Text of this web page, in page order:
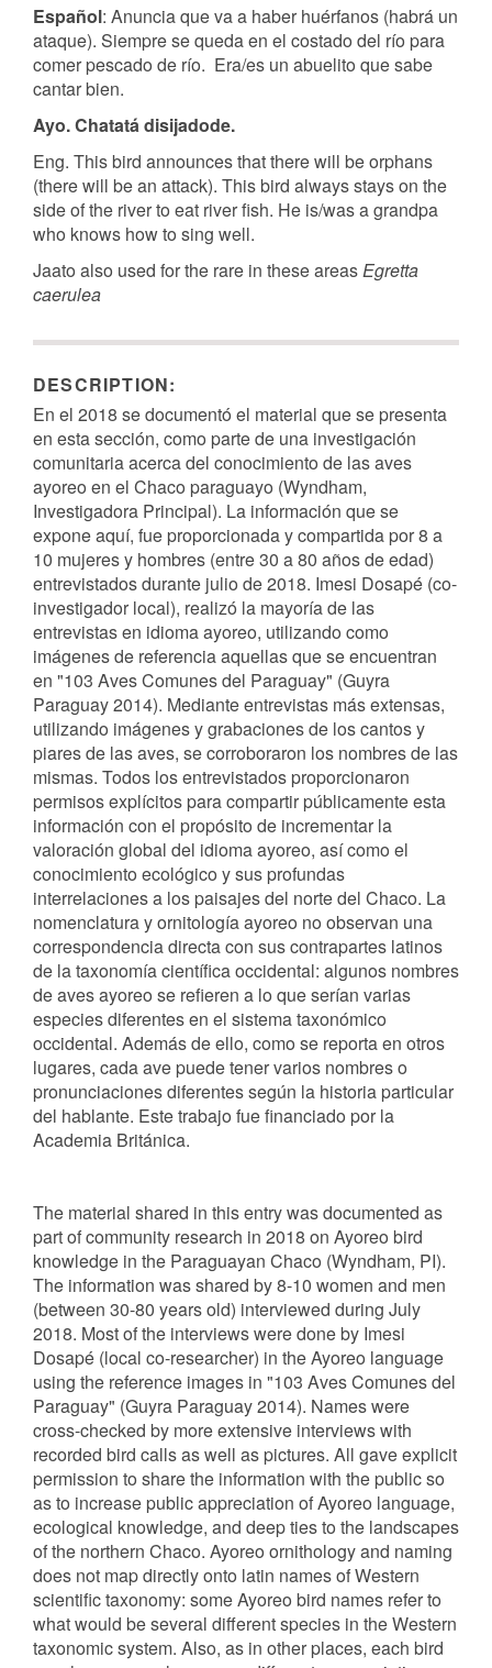
Español: Anuncia que va a haber huérfanos (habrá un
ataque). Siempre se queda en el costado del río para
comer pescado de río. Era/es un abuelito que sabe
cantar bien.
Ayo. Chatatá disijadode.
Eng. This bird announces that there will be orphans
(there will be an attack). This bird always stays on the
side of the river to eat river fish. He is/was a grandpa
who knows how to sing well.
Jaato also used for the rare in these areasEgretta
caerulea
DESCRIPTION:
En el 2018 se documentó el material que se presenta
en esta sección, como parte de una investigación
comunitaria acerca del conocimiento de las aves
ayoreo en el Chaco paraguayo (Wyndham,
Investigadora Principal). La información que se
expone aquí, fue proporcionada y compartida por 8 a
10 mujeres y hombres (entre 30 a 80 años de edad)
entrevistados durante julio de 2018. Imesi Dosapé (co-
investigador local), realizó la mayoría de las
entrevistas en idioma ayoreo, utilizando como
imágenes de referencia aquellas que se encuentran
en "103 Aves Comunes del Paraguay" (Guyra
Paraguay 2014). Mediante entrevistas más extensas,
utilizando imágenes y grabaciones de los cantos y
piares de las aves, se corroboraron los nombres de las
mismas. Todos los entrevistados proporcionaron
permisos explícitos para compartir públicamente esta
información con el propósito de incrementar la
valoración global del idioma ayoreo, así como el
conocimiento ecológico y sus profundas
interrelaciones a los paisajes del norte del Chaco. La
nomenclatura y ornitología ayoreo no observan una
correspondencia directa con sus contrapartes latinos
de la taxonomía científica occidental: algunos nombres
de aves ayoreo se refieren a lo que serían varias
especies diferentes en el sistema taxonómico
occidental. Además de ello, como se reporta en otros
lugares, cada ave puede tener varios nombres o
pronunciaciones diferentes según la historia particular
del hablante. Este trabajo fue financiado por la
Academia Británica.
The material shared in this entry was documented as
part of community research in 2018 on Ayoreo bird
knowledge in the Paraguayan Chaco (Wyndham, PI).
The information was shared by 8-10 women and men
(between 30-80 years old) interviewed during July
2018. Most of the interviews were done by Imesi
Dosapé (local co-researcher) in the Ayoreo language
using the reference images in "103 Aves Comunes del
Paraguay" (Guyra Paraguay 2014). Names were
cross-checked by more extensive interviews with
recorded bird calls as well as pictures. All gave explicit
permission to share the information with the public so
as to increase public appreciation of Ayoreo language,
ecological knowledge, and deep ties to the landscapes
of the northern Chaco. Ayoreo ornithology and naming
does not map directly onto latin names of Western
scientific taxonomy: some Ayoreo bird names refer to
what would be several different species in the Western
taxonomic system. Also, as in other places, each bird